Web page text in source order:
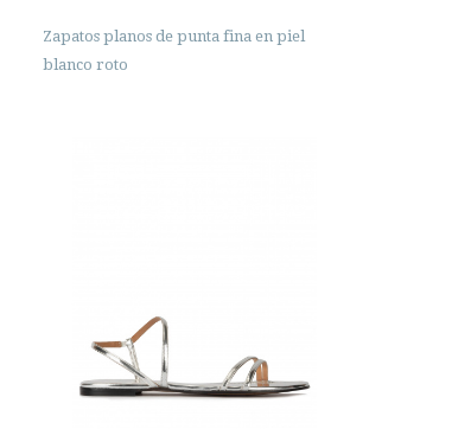
Zapatos planos de punta fina en piel
blanco roto